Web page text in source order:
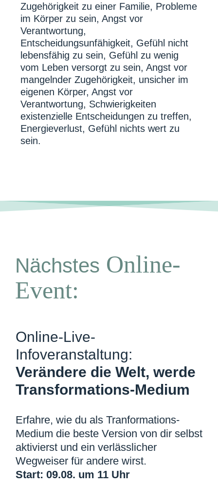
Zugehörigkeit zu einer Familie, Probleme
im Körper zu sein, Angst vor
Verantwortung,
Entscheidungsunfähigkeit, Gefühl nicht
lebensfähig zu sein, Gefühl zu wenig
vom Leben versorgt zu sein, Angst vor
mangelnder Zugehörigkeit, unsicher im
eigenen Körper, Angst vor
Verantwortung, Schwierigkeiten
existenzielle Entscheidungen zu treffen,
Energieverlust, Gefühl nichts wert zu
sein.
Nächstes Online-
Event:
Online-Live-
Infoveranstaltung:
Verändere die Welt, werde
Transformations­-Medium
Erfahre, wie du als Tranformations-
Medium die beste Version von dir selbst
aktivierst und ein verlässlicher
Wegweiser für andere wirst.
Start: 09.08. um 11 Uhr